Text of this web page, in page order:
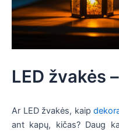
LED žvakės
Ar LED žvakės, kaip
ant kapų, kičas? Daug